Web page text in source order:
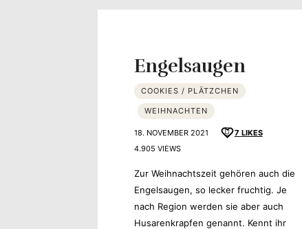
Engelsaugen
COOKIES / PLÄTZCHEN
WEIHNACHTEN
18. NOVEMBER 2021 7 LIKES
4.905 VIEWS
Zur Weihnachtszeit gehören auch die
Engelsaugen, so lecker fruchtig. Je
nach Region werden sie aber auch
Husarenkrapfen genannt. Kennt ihr